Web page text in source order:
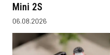
Mini 2S
06.08.2026